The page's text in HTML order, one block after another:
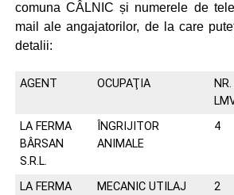
comuna CÂLNIC și numerele de
mail ale angajatorilor, de la care
detalii:
AGENT OCUPAŢIA
NR.
LA FERMA
BÂRSAN
S.R.L.
ÎNGRIJITOR
ANIMALE
4
LA FERMA
MECANIC UTILAJ 2